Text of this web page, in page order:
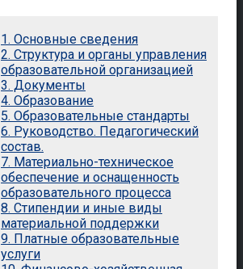
1. Основные сведения
2. Структура и органы управления
образовательной организацией
3. Документы
4. Образование
5. Образовательные стандарты
6. Руководство. Педагогический
состав.
7. Материально-техническое
обеспечение и оснащенность
образовательного процесса
8. Стипендии и иные виды
материальной поддержки
9. Платные образовательные
услуги